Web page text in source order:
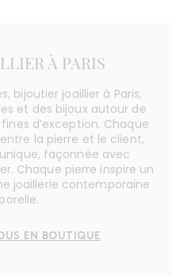
À PARIS
bijoutier joaillier à Paris,
et des bijoux autour de
d’exception. Chaque
la pierre et le client,
façonnée avec
Chaque pierre inspire un
joaillerie contemporaine
EN BOUTIQUE